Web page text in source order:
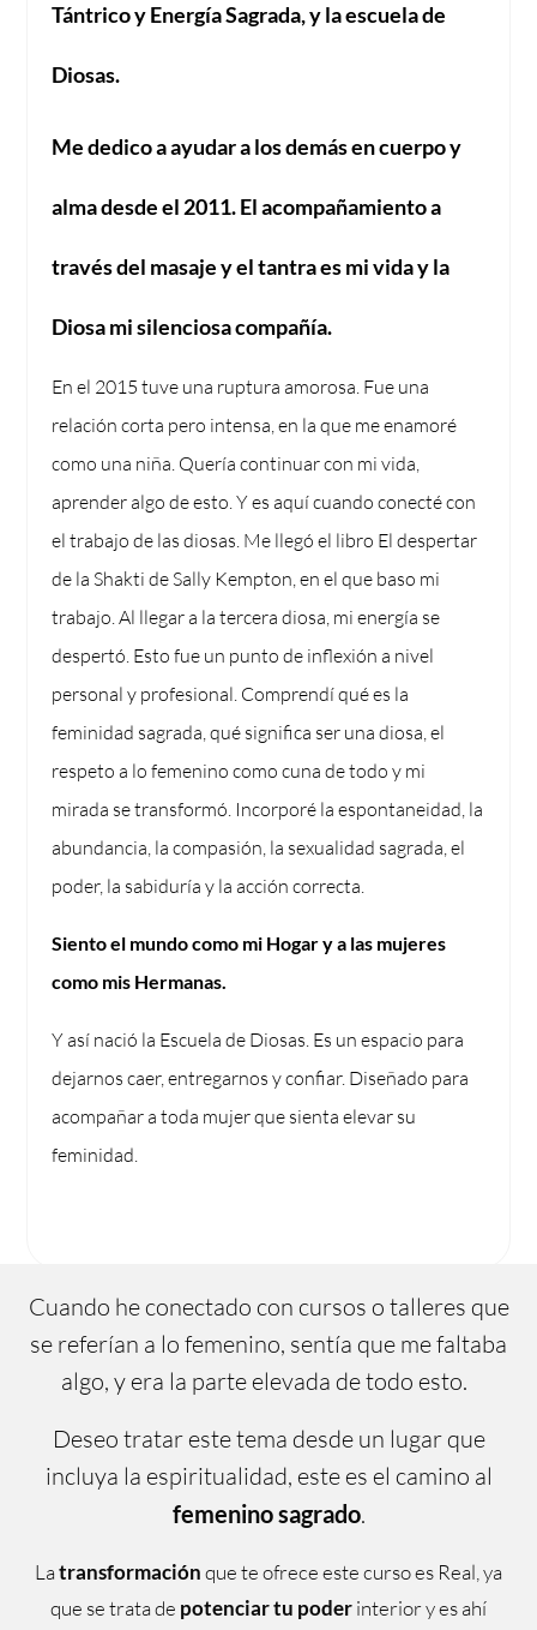
Tántrico y Energía Sagrada, y la escuela de
Diosas.
Me dedico a ayudar a los demás en cuerpo y
alma desde el 2011. El acompañamiento a
través del masaje y el tantra es mi vida y la
Diosa mi silenciosa compañía.
En el 2015 tuve una ruptura amorosa. Fue una
relación corta pero intensa, en la que me enamoré
como una niña. Quería continuar con mi vida,
aprender algo de esto. Y es aquí cuando conecté con
el trabajo de las diosas. Me llegó el libro El despertar
de la Shakti de Sally Kempton, en el que baso mi
trabajo. Al llegar a la tercera diosa, mi energía se
despertó. Esto fue un punto de inflexión a nivel
personal y profesional. Comprendí qué es la
feminidad sagrada, qué significa ser una diosa, el
respeto a lo femenino como cuna de todo y mi
mirada se transformó. Incorporé la espontaneidad, la
abundancia, la compasión, la sexualidad sagrada, el
poder, la sabiduría y la acción correcta.
Siento el mundo como mi Hogar y a las mujeres
como mis Hermanas.
Y así nació la Escuela de Diosas. Es un espacio para
dejarnos caer, entregarnos y confiar. Diseñado para
acompañar a toda mujer que sienta elevar su
feminidad.
Cuando he conectado con cursos o talleres que
se referían a lo femenino, sentía que me faltaba
algo, y era la parte elevada de todo esto.
Deseo tratar este tema desde un lugar que
incluya la espiritualidad, este es el camino al
femeninosagrado.
Latransformaciónque te ofrece este curso es Real, ya
que se trata de potenciartu poderinterior y es ahí